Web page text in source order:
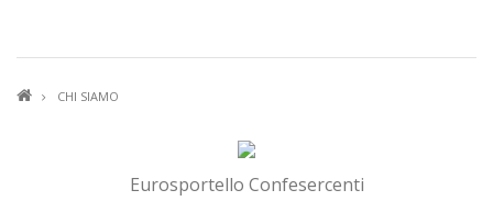
BRICIOLE
CHI SIAMO
Eurosportello Confesercenti